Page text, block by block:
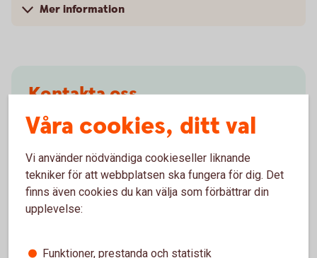
Mer information
Kontakta oss
Mejla till vårt Warrant-team
Våra cookies, ditt val
Vi använder nödvändiga cookieseller liknande
tekniker för att webbplatsen ska fungera för dig. Det
finns även cookies du kan välja som förbättrar din
upplevelse:
Funktioner, prestanda och statistik